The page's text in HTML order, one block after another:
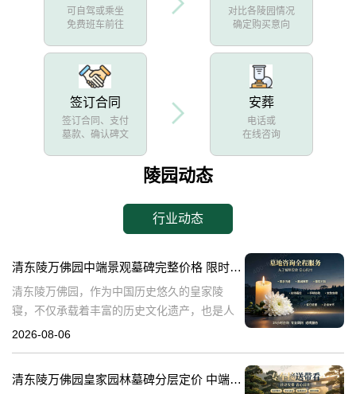
可自驾或乘坐
免费班车前往
对比各陵园情况
确定购买意向
签订合同
签订合同、支付
墓款、确认碑文
安葬
电话或
在线咨询
陵园动态
行业动态
清东陵万佛园中端景观墓碑完整价格 限时减免多年管理费详解
清东陵万佛园，作为中国历史悠久的皇家陵
寝，不仅承载着丰富的历史文化遗产，也是人
们缅怀先人、寄托哀思的重要场所。近年来，
清
2026-08-06
清东陵万佛园皇家园林墓碑分层定价 中端墓位限时大额让利详解